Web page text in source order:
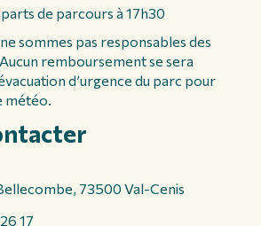
de parcours à 17h30
sommes pas responsables des
remboursement se sera
d’urgence du parc pour
météo.
73500 Val-Cenis
17